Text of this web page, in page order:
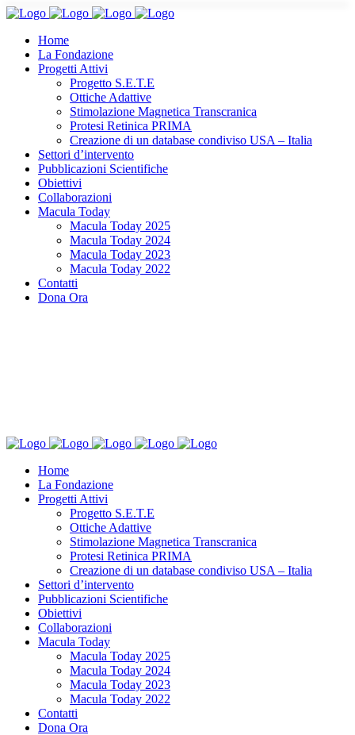
Home
La Fondazione
Progetti Attivi
Progetto S.E.T.E
Ottiche Adattive
Stimolazione Magnetica Transcranica
Protesi Retinica PRIMA
Creazione di un database condiviso USA – Italia
Settori d’intervento
Pubblicazioni Scientifiche
Obiettivi
Collaborazioni
Macula Today
Macula Today 2025
Macula Today 2024
Macula Today 2023
Macula Today 2022
Contatti
Dona Ora
Home
La Fondazione
Progetti Attivi
Progetto S.E.T.E
Ottiche Adattive
Stimolazione Magnetica Transcranica
Protesi Retinica PRIMA
Creazione di un database condiviso USA – Italia
Settori d’intervento
Pubblicazioni Scientifiche
Obiettivi
Collaborazioni
Macula Today
Macula Today 2025
Macula Today 2024
Macula Today 2023
Macula Today 2022
Contatti
Dona Ora